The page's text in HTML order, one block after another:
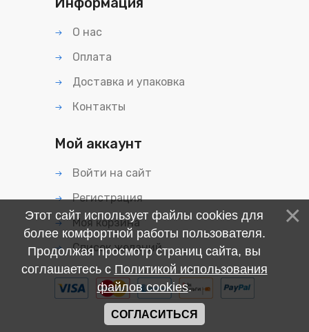
О нас
Оплата
Доставка и упаковка
Контакты
Мой аккаунт
Войти на сайт
Регистрация
Моя корзина
Список желаний
Этот сайт использует файлы cookies для
более комфортной работы пользователя.
Продолжая просмотр страниц сайта, вы
соглашаетесь с Политикой использования
файлов cookies.
СОГЛАСИТЬСЯ